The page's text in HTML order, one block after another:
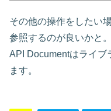
その他の操作をしたい
参照するのが良いかと。
API Documentはライブ
ます。